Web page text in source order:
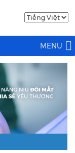
MENU